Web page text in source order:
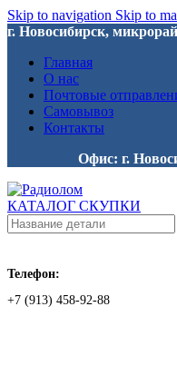
Skip to navigation Skip to
г. Новосибирск,
Главная
О нас
Почтовые
Самовывоз
Контакты
Офис: г.
КАТАЛОГ СКУПКИ
Телефон:
+7 (913) 458-92-88